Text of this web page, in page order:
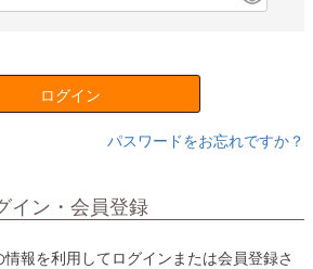
ログイン
パスワードをお忘れですか？
イン・会員登録
報を利用してログインまたは会員登録さ